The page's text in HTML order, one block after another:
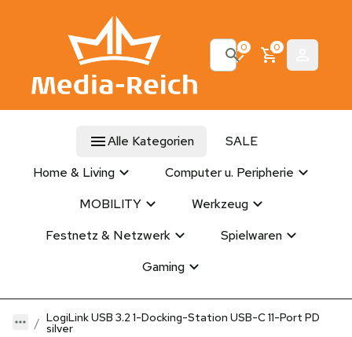
0 0
Alle Kategorien
SALE
Home & Living
Computer u. Peripherie
MOBILITY
Werkzeug
Festnetz & Netzwerk
Spielwaren
Gaming
LogiLink USB 3.2 1-Docking-Station USB-C 11-Port PD
silver